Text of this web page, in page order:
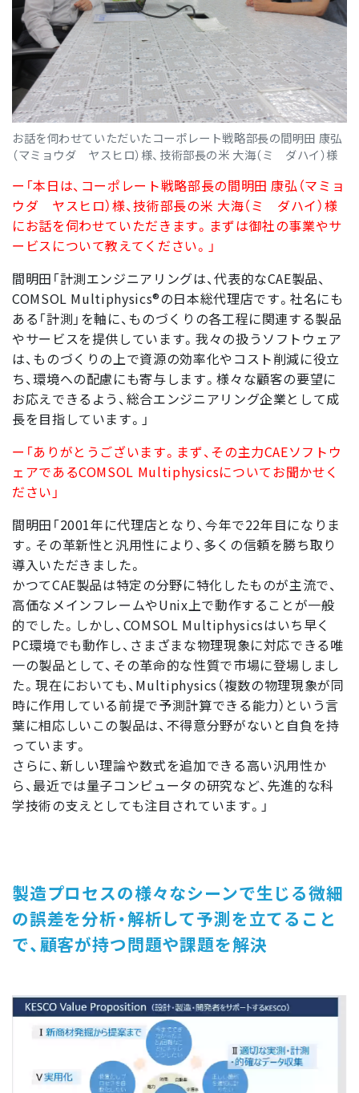
お話を伺わせていただいたコーポレート戦略部長の間明田 康弘
（マミョウダ ヤスヒロ）様、技術部長の米 大海（ミ ダハイ）様
ー「本日は、コーポレート戦略部長の間明田 康弘（マミョ
ウダ ヤスヒロ）様、技術部長の米 大海（ミ ダハイ）様
にお話を伺わせていただきます。まずは御社の事業やサ
ービスについて教えてください。」
間明田「計測エンジニアリングは、代表的なCAE製品、
COMSOL Multiphysics®の日本総代理店です。社名にも
ある「計測」を軸に、ものづくりの各工程に関連する製品
やサービスを提供しています。我々の扱うソフトウェア
は、ものづくりの上で資源の効率化やコスト削減に役立
ち、環境への配慮にも寄与します。様々な顧客の要望に
お応えできるよう、総合エンジニアリング企業として成
長を目指しています。」
ー「ありがとうございます。まず、その主力CAEソフトウ
ェアであるCOMSOL Multiphysicsについてお聞かせく
ださい」
間明田「2001年に代理店となり、今年で22年目になりま
す。その革新性と汎用性により、多くの信頼を勝ち取り
導入いただきました。
かつてCAE製品は特定の分野に特化したものが主流で、
高価なメインフレームやUnix上で動作することが一般
的でした。しかし、COMSOL Multiphysicsはいち早く
PC環境でも動作し、さまざまな物理現象に対応できる唯
一の製品として、その革命的な性質で市場に登場しまし
た。現在においても、Multiphysics（複数の物理現象が同
時に作用している前提で予測計算できる能力）という言
葉に相応しいこの製品は、不得意分野がないと自負を持
っています。
さらに、新しい理論や数式を追加できる高い汎用性か
ら、最近では量子コンピュータの研究など、先進的な科
学技術の支えとしても注目されています。」
製造プロセスの様々なシーンで生じる微細
の誤差を分析・解析して予測を立てること
で、顧客が持つ問題や課題を解決